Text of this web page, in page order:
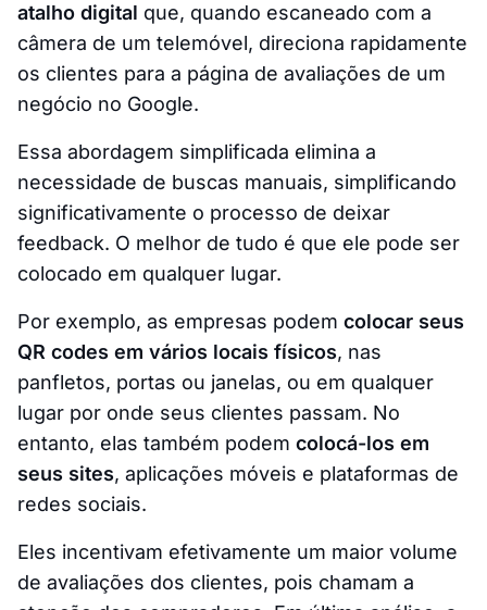
atalho digital que, quando escaneado com a
câmera de um telemóvel, direciona rapidamente
os clientes para a página de avaliações de um
negócio no Google.
Essa abordagem simplificada elimina a
necessidade de buscas manuais, simplificando
significativamente o processo de deixar
feedback. O melhor de tudo é que ele pode ser
colocado em qualquer lugar.
Por exemplo, as empresas podem colocar seus
QR codes em vários locais físicos, nas
panfletos, portas ou janelas, ou em qualquer
lugar por onde seus clientes passam. No
entanto, elas também podem colocá-los em
seus sites, aplicações móveis e plataformas de
redes sociais.
Eles incentivam efetivamente um maior volume
de avaliações dos clientes, pois chamam a